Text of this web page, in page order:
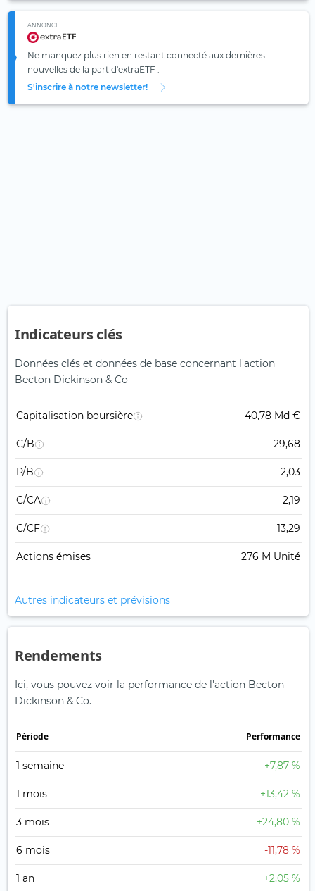
ANNONCE
Ne manquez plus rien en restant connecté aux dernières
nouvelles de la part d'extraETF .
S'inscrire à notre newsletter!
Indicateurs clés
Données clés et données de base concernant l'action
Becton Dickinson & Co
Capitalisation boursière 40,78 Md €
C/B 29,68
P/B 2,03
C/CA 2,19
C/CF 13,29
Actions émises 276 M Unité
Autres indicateurs et prévisions
Rendements
Ici, vous pouvez voir la performance de l'action Becton
Dickinson & Co.
Période Performance
1 semaine +7,87 %
1 mois +13,42 %
3 mois +24,80 %
6 mois -11,78 %
1 an +2,05 %